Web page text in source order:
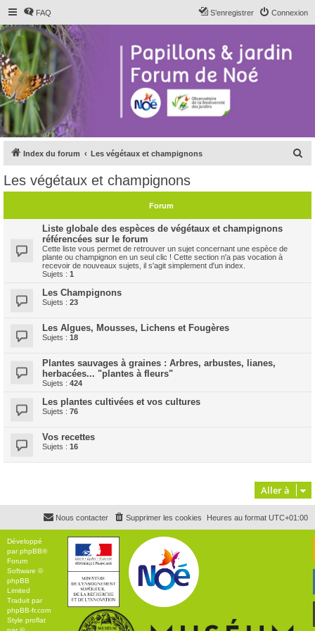
FAQ Connexion
S’enregistrer
Index du forum Les végétaux et champignons
e
Les végétaux et champignons
Forum
Liste globale des espèces de végétaux et champignons
référencées sur le forum
Cette liste vous permet de retrouver un sujet concernant une espèce de
plante ou champignon en un seul clic ! Cette section n'a pas vocation à
recevoir de nouveaux sujets, il s'agit simplement d'un index.
Sujets : 1
Les Champignons
Sujets : 23
Les Algues, Mousses, Lichens et Fougères
Sujets : 18
Plantes sauvages à graines : Arbres, arbustes, lianes,
herbacées... "plantes à fleurs"
Sujets : 424
Les plantes cultivées et vos cultures
Sujets : 76
Vos recettes
Sujets : 16
Aller à
Heures au format UTC+01:00
Supprimer les cookies
Nous contacter
Développé
parphpBB®
Forum
Software ©
phpBB
Limited
Traduit par
phpBB-fr.com
Style proflat